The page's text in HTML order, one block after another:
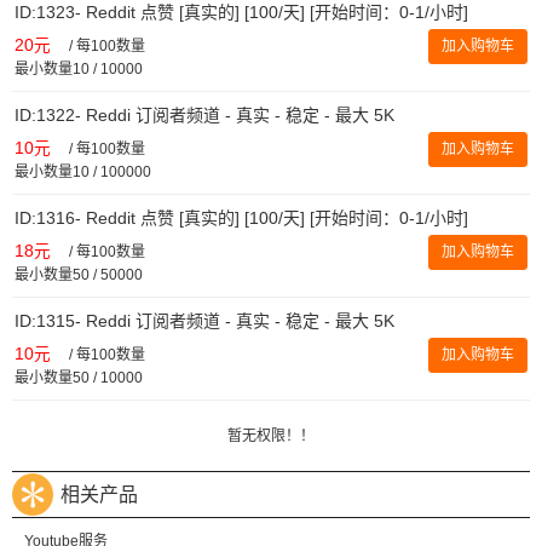
ID:1323- Reddit 点赞 [真实的] [100/天] [开始时间：0-1/小时]
20元 /每100数量
最小数量10 / 10000
加入购物车
ID:1322- Reddi 订阅者频道 - 真实 - 稳定 - 最大 5K
10元 /每100数量
最小数量10 / 100000
加入购物车
ID:1316- Reddit 点赞 [真实的] [100/天] [开始时间：0-1/小时]
18元 /每100数量
最小数量50 / 50000
加入购物车
ID:1315- Reddi 订阅者频道 - 真实 - 稳定 - 最大 5K
10元 /每100数量
最小数量50 / 10000
加入购物车
暂无权限！！
相关产品
Youtube服务